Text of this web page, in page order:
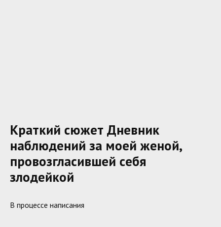
Краткий сюжет Дневник
наблюдений за моей женой,
провозгласившей себя
злодейкой
В процессе написания